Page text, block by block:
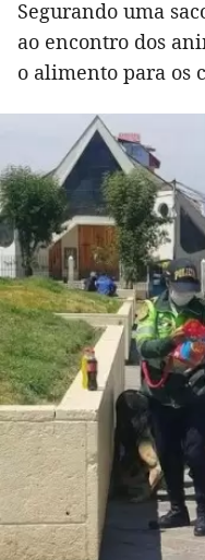
Segurando uma
ao encontro dos
o alimento para os